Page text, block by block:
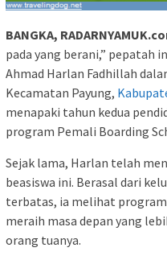
BANGKA,
pada yang berani,” pepatah
Ahmad Harlan Fadhillah
Kecamatan Payung,
menapaki tahun kedua
program Pemali Boarding
Sejak lama, Harlan telah
beasiswa ini. Berasal dari
terbatas, ia melihat
meraih masa depan yang
orang tuanya.